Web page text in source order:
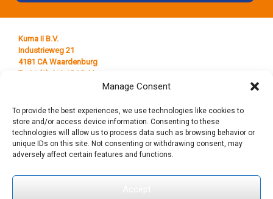
Manage Consent
To provide the best experiences, we use technologies like cookies to
store and/or access device information. Consenting to these
technologies will allow us to process data such as browsing behavior or
unique IDs on this site. Not consenting or withdrawing consent, may
adversely affect certain features and functions.
Kuma II B.V.
Industrieweg 21
4181 CA Waardenburg
T +31 (0) 418 65 25 44